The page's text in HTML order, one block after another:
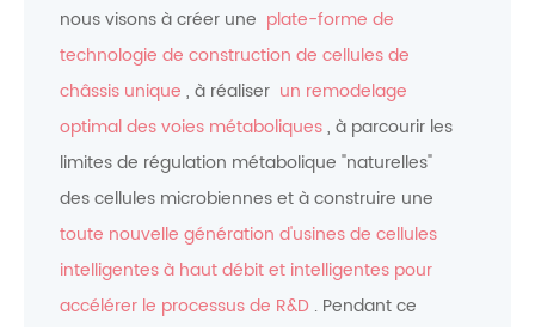
nous visons à créer une plate-forme de
technologie de construction de cellules de
châssis unique , à réaliser un remodelage
optimal des voies métaboliques, à parcourir les
limites de régulation métabolique "naturelles"
des cellules microbiennes et à construire une
toute nouvelle génération d'usines de cellules
intelligentes à haut débit et intelligentes pour
accélérer le processus de R&D . Pendant ce